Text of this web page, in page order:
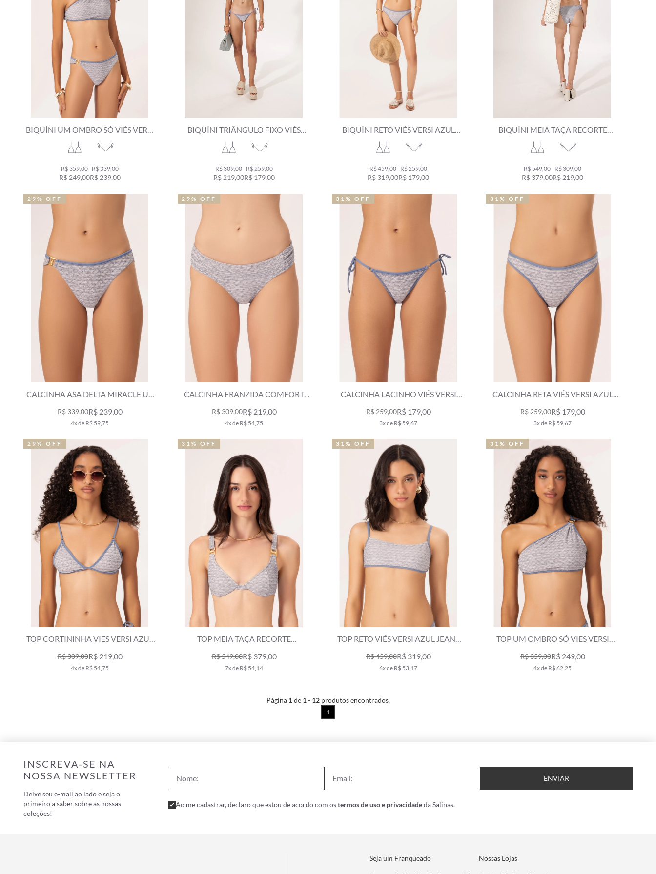
BIQUÍNI UM OMBRO SÓ VIÉS VERSI
AZUL JEANS MESCLA
R$ 359,00
R$ 249,00
R$ 339,00
R$ 239,00
BIQUÍNI TRIÂNGULO FIXO VIÉS
VERSI AZUL JEANS MESCLA
R$ 309,00
R$ 219,00
R$ 259,00
R$ 179,00
BIQUÍNI RETO VIÉS VERSI AZUL
JEANS MESCLA
R$ 459,00
R$ 319,00
R$ 259,00
R$ 179,00
BIQUÍNI MEIA TAÇA RECORTE
COMFORT VERSI AZUL JEANS
MESCLA
R$ 549,00
R$ 379,00
R$ 309,00
R$ 219,00
CALCINHA ASA DELTA MIRACLE UP
R$ 339,00R$ 239,00
4x de R$ 59,75
29% OFF
CALCINHA FRANZIDA COMFORT
R$ 309,00R$ 219,00
4x de R$ 54,75
29% OFF
CALCINHA LACINHO VIÉS VERSI
R$ 259,00R$ 179,00
3x de R$ 59,67
31% OFF
CALCINHA RETA VIÉS VERSI AZUL
R$ 259,00R$ 179,00
3x de R$ 59,67
31% OFF
TOP CORTININHA VIES VERSI AZUL
R$ 309,00R$ 219,00
4x de R$ 54,75
29% OFF
TOP MEIA TAÇA RECORTE
MESCLA
R$ 549,00R$ 379,00
7x de R$ 54,14
31% OFF
TOP RETO VIÉS VERSI AZUL JEANS
R$ 459,00R$ 319,00
6x de R$ 53,17
31% OFF
TOP UM OMBRO SÓ VIES VERSI
R$ 359,00R$ 249,00
4x de R$ 62,25
31% OFF
Página 1de 1- 12produtos encontrados.
1
INSCREVA-SE NA
NOSSA NEWSLETTER
Deixe seu e-mail ao lado e seja o
primeiro a saber sobre as nossas
coleções!
ENVIAR
Ao me cadastrar, declaro que estou de acordo com ostermos de uso e privacidadeda Salinas.
Seja um Franqueado Nossas Lojas